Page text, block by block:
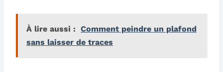
À lire aussi : Comment peindre un plafond
sans laisser de traces